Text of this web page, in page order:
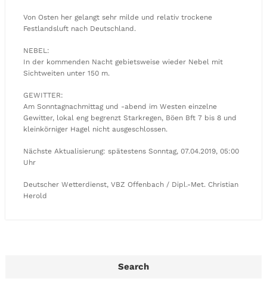
Von Osten her gelangt sehr milde und relativ trockene
Festlandsluft nach Deutschland.
NEBEL:
In der kommenden Nacht gebietsweise wieder Nebel mit
Sichtweiten unter 150 m.
GEWITTER:
Am Sonntagnachmittag und -abend im Westen einzelne
Gewitter, lokal eng begrenzt Starkregen, Böen Bft 7 bis 8 und
kleinkörniger Hagel nicht ausgeschlossen.
Nächste Aktualisierung: spätestens Sonntag, 07.04.2019, 05:00
Uhr
Deutscher Wetterdienst, VBZ Offenbach / Dipl.-Met. Christian
Herold
Search